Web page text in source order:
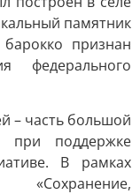
памятник
признан
федерального
– часть большой
при поддержке
В рамках
«Сохранение,